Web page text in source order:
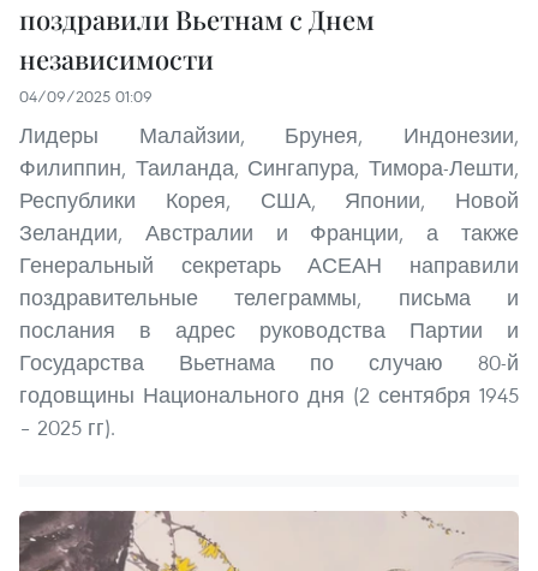
поздравили Вьетнам с Днем
независимости
04/09/2025 01:09
Лидеры Малайзии, Брунея, Индонезии,
Филиппин, Таиланда, Сингапура, Тимора-Лешти,
Республики Корея, США, Японии, Новой
Зеландии, Австралии и Франции, а также
Генеральный секретарь АСЕАН направили
поздравительные телеграммы, письма и
послания в адрес руководства Партии и
Государства Вьетнама по случаю 80-й
годовщины Национального дня (2 сентября 1945
– 2025 гг).